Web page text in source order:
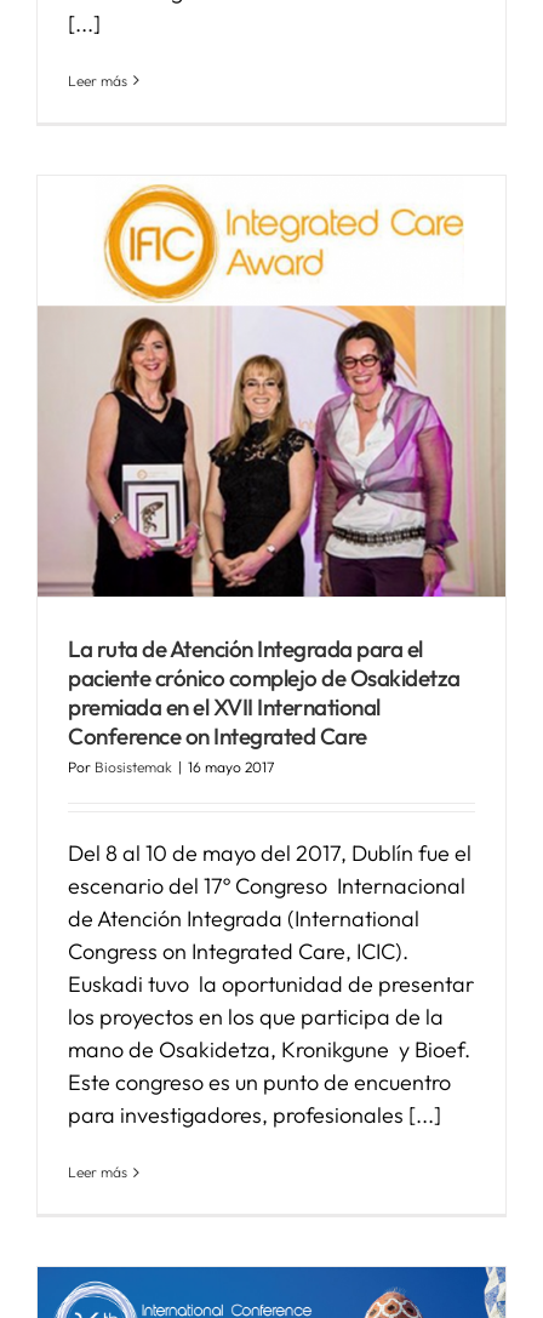
[...]
Leer más
La ruta de Atención Integrada para el
paciente crónico complejo de Osakidetza
premiada en el XVII International
Conference on Integrated Care
Por Biosistemak | 16 mayo 2017
Del 8 al 10 de mayo del 2017, Dublín fue el
escenario del 17º Congreso Internacional
de Atención Integrada (International
Congress on Integrated Care, ICIC).
Euskadi tuvo la oportunidad de presentar
los proyectos en los que participa de la
mano de Osakidetza, Kronikgune y Bioef.
Este congreso es un punto de encuentro
para investigadores, profesionales [...]
Leer más